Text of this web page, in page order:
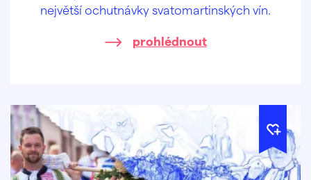
největší ochutnávky svatomartinských vín.
prohlédnout